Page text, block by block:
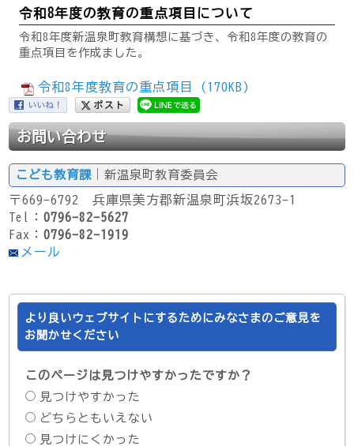
令和8年度の教育の重点項目について
令和8年度新温泉町教育構想に基づき、令和8年度の教育の
重点項目を作成ました。
令和8年度教育の重点項目 (170KB)
お問い合わせ
こども教育課 ｜新温泉町教育委員会
〒669-6792 兵庫県美方郡新温泉町浜坂2673-1
Tel：0796-82-5627
Fax：0796-82-1919
メール
より良いウェブサイトにするためにみなさまのご意見を
お聞かせください
このページは見つけやすかったですか？
見つけやすかった
どちらともいえない
見つけにくかった